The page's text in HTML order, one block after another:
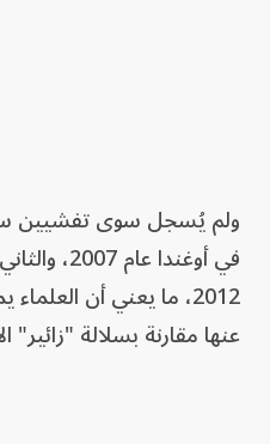
ولم يُسجل سوى تفشيين
في أوغندا
2012، ما يعني أن
عنها مقارنة بسلالة "زائير"